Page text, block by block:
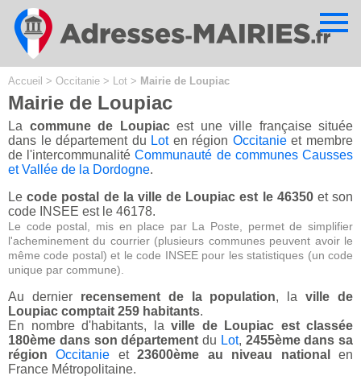
Accueil > Occitanie > Lot > Mairie de Loupiac
Mairie de Loupiac
La commune de Loupiacest une ville française située
dans le département du Loten région Occitanieet membre
de l'intercommunalitéCommunauté de communes Causses
et Vallée de la Dordogne.
Lecode postal de la ville de Loupiac est le 46350et son
code INSEE est le 46178.
Le code postal, mis en place par La Poste, permet de simplifier
l'acheminement du courrier (plusieurs communes peuvent avoir le
même code postal) et le code INSEE pour les statistiques (un code
unique par commune).
Au dernier recensement de la population, laville de
Loupiac comptait 259 habitants.
En nombre d'habitants, la ville de Loupiac est classée
180ème dans son département du Lot, 2455ème dans sa
région
Occitanie et23600ème au niveau national
en
France Métropolitaine.
Cookies management panel